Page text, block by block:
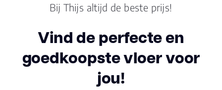
Lengte plank (cm) 182.900
Breedte plank
22.80
3.3450
Bij Thijs altijd de beste prijs!
Vind de perfecte en
goedkoopste vloer voor
jou!